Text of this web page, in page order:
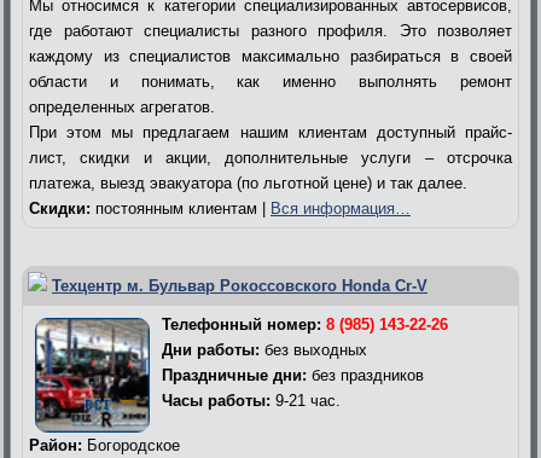
Мы относимся к категории специализированных автосервисов,
где работают специалисты разного профиля. Это позволяет
каждому из специалистов максимально разбираться в своей
области и понимать, как именно выполнять ремонт
определенных агрегатов.
При этом мы предлагаем нашим клиентам доступный прайс-
лист, скидки и акции, дополнительные услуги – отсрочка
платежа, выезд эвакуатора (по льготной цене) и так далее.
Скидки: постоянным клиентам | Вся информация…
Техцентр м. Бульвар Рокоссовского Honda Cr-V
Телефонный номер: 8 (985) 143-22-26
Дни работы: без выходных
Праздничные дни: без праздников
Часы работы: 9-21 час.
Район: Богородское